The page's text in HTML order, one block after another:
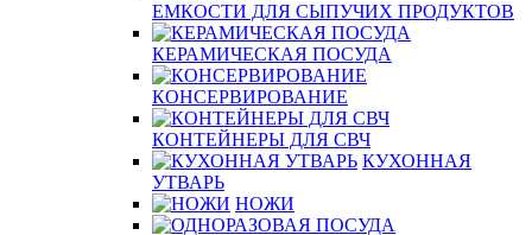
ЕМКОСТИ ДЛЯ СЫПУЧИХ ПРОДУКТОВ
КЕРАМИЧЕСКАЯ ПОСУДА
КОНСЕРВИРОВАНИЕ
КОНТЕЙНЕРЫ ДЛЯ СВЧ
КУХОННАЯ
УТВАРЬ
НОЖИ